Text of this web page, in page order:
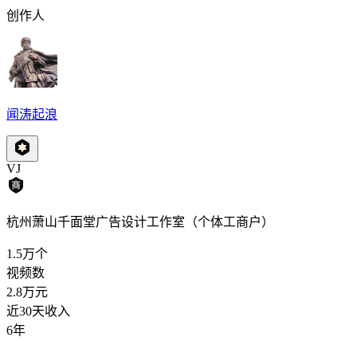
创作人
闻涛起浪
VJ
杭州萧山千面堂广告设计工作室（个体工商户）
1.5万个
视频数
2.8万元
近30天收入
6年